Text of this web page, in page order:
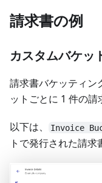
請求書の例
カスタムバケッ
請求書バケッティン
ットごとに 1 件の請
以下は、 Invoice
トで発行された請求